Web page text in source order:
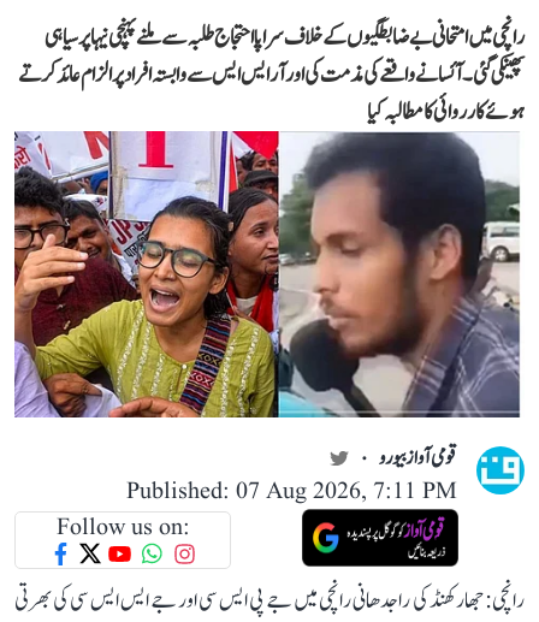
رانچی میں امتحانی بے ضابطگیوں کے خلاف سراپا احتجاج طلبہ سے ملنے پہنچی نیہا پر سیاہی
پھینکی گئی۔ آئسا نے واقعے کی مذمت کی اور آر ایس ایس سے وابستہ افراد پر الزام عائد کرتے
ہوئے کارروائی کا مطالبہ کیا
قومی آواز بیورو
Published: 07 Aug 2026, 7:11 PM
Follow us on:
رانچی: جھارکھنڈ کی راجدھانی رانچی میں جے پی ایس سی اور جے ایس ایس سی کی بھرتی